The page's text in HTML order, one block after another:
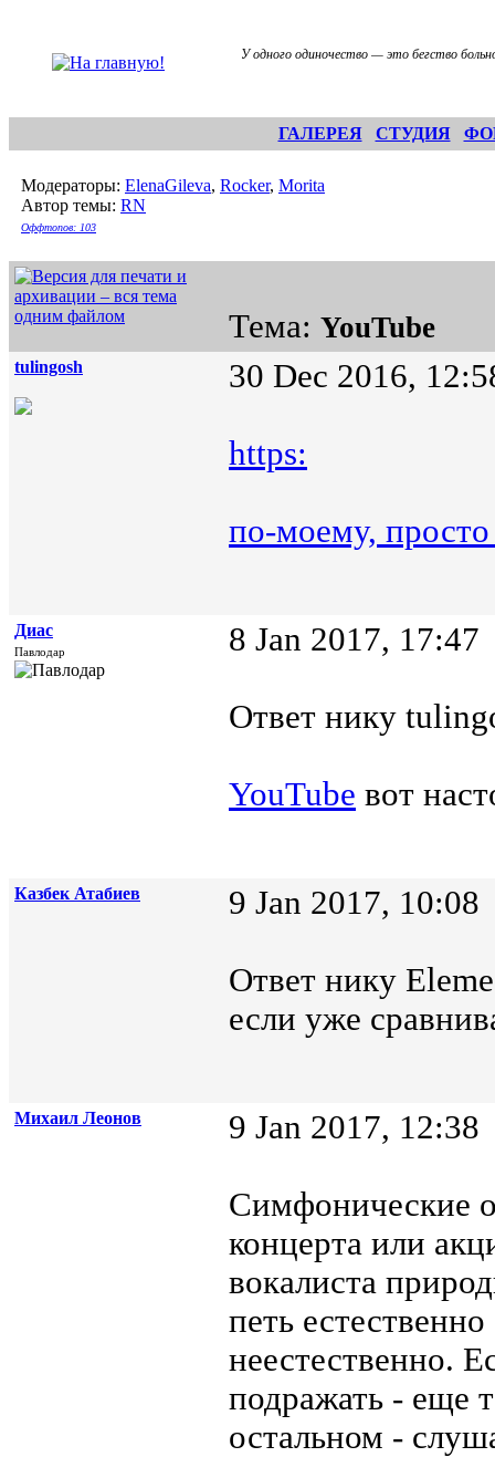
У одного одиночество — это бегство
ГАЛЕРЕЯ СТУДИЯ
Модераторы: ElenaGileva, Rocker, Morita
Автор темы: RN
Оффтопов: 103
Тема: YouTube
tulingosh 30 Dec 2016,
https:
по-моему,
Диас
Павлодар 8 Jan 2017, 17:47
Ответ нику
YouTube вот
Казбек Атабиев 9 Jan 2017, 10:08
Ответ нику
если уже
Михаил Леонов 9 Jan 2017, 12:38
Симфонические
концерта или
вокалиста
петь
неестественно.
подражать - еще
остальном -